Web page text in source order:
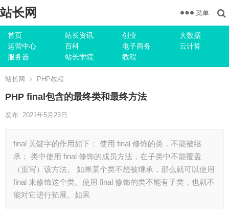
站长网
首页 站长资讯 创业
大数据
运营中心
百科 电子商务
云计算
服务器
站长学院 教程
菜单
站长网 PHP教程
PHP final包含的最终类和最终方法
发布: 2021年5月23日
final 关键字的作用如下： 使用 final 修饰的类，不能被继
承； 类中使用 final 修饰的成员方法，在子类中不能覆盖
（重写）该方法。 如果某个类不想被继承，那么就可以使用
final 来修饰这个类。使用 final 修饰的类不能有子类，也就不
能对它进行拓展。如果